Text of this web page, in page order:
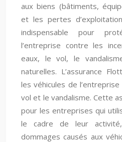
aux biens (bâtiments,
et les pertes
indispensable pour
l’entreprise contre les
eaux, le vol, le
naturelles. L’assurance
les véhicules de
vol et le vandalisme. Cette
pour les entreprises qui
le cadre de leur
dommages causés aux